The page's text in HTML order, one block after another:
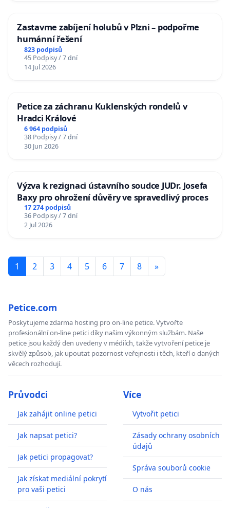
Zastavme zabíjení holubů v Plzni – podpořme
humánní řešení
823 podpisů
45 Podpisy / 7 dní
14 Jul 2026
Petice za záchranu Kuklenských rondelů v
Hradci Králové
6 964 podpisů
38 Podpisy / 7 dní
30 Jun 2026
Výzva k rezignaci ústavního soudce JUDr. Josefa
Baxy pro ohrožení důvěry ve spravedlivý proces
17 274 podpisů
36 Podpisy / 7 dní
2 Jul 2026
1 2 3 4 5 6 7 8 »
Petice.com
Poskytujeme zdarma hosting pro on-line petice. Vytvořte
profesionální on-line petici díky našim výkonným službám. Naše
petice jsou každý den uvedeny v médiích, takže vytvoření petice je
skvělý způsob, jak upoutat pozornost veřejnosti i těch, kteří o daných
věcech rozhodují.
Průvodci
Jak zahájit online petici
Jak napsat petici?
Jak petici propagovat?
Jak získat mediální pokrytí
pro vaši petici
Více
Vytvořit petici
Zásady ochrany osobních
údajů
Správa souborů cookie
O nás